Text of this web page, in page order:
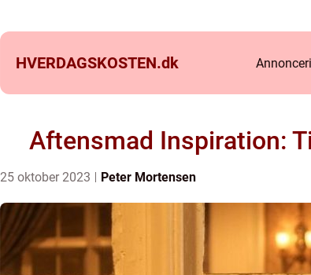
HVERDAGSKOSTEN.dk
Aftensmad Inspiration:
25 oktober 2023 Peter Mortensen